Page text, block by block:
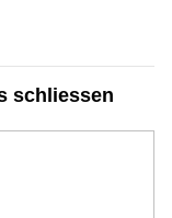
schliessen